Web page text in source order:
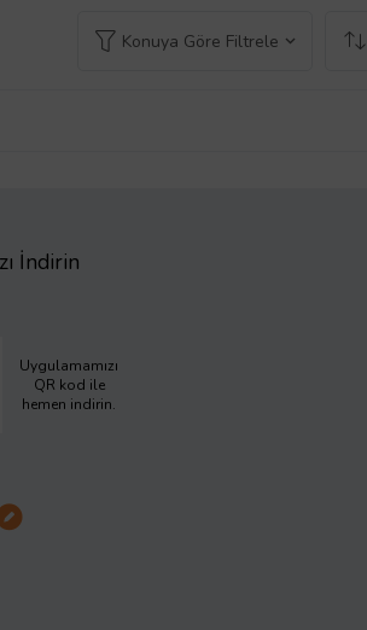
Konuya Göre Filtrele
İndirin
Uygulamamızı
QR kod ile
hemen indirin.